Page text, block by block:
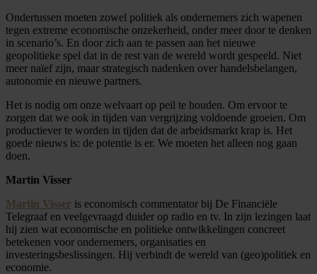
Ondertussen moeten zowel politiek als ondernemers zich wapenen
tegen extreme economische onzekerheid, onder meer door te denken
in scenario’s. En door zich aan te passen aan het nieuwe
geopolitieke spel dat in de rest van de wereld wordt gespeeld. Niet
meer naïef zijn, maar strategisch nadenken over handelsbelangen,
autonomie en nieuwe partners.
Het is nodig om onze welvaart op peil te houden. Om ervoor te
zorgen dat we ook in tijden van vergrijzing voldoende groeien. Om
productiever te worden in tijden dat de arbeidsmarkt krap is. Het
goede nieuws is: de potentie is er. We moeten het alleen nog gaan
doen.
Martin Visser
Martin Visser is economisch commentator bij De Financiële
Telegraaf en veelgevraagd duider op radio en tv. In zijn lezingen laat
hij zien wat economische en politieke ontwikkelingen concreet
betekenen voor ondernemers, organisaties en
investeringsbeslissingen. Hij verbindt de wereld van (geo)politiek en
economie.